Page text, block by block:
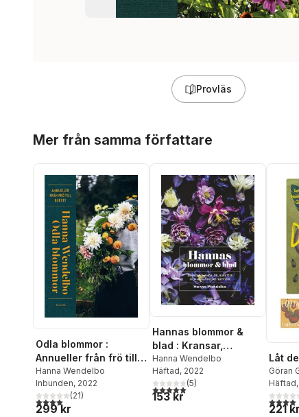
Provläs
Mer från samma författare
Odla blommor :
Annueller från frö till
bukett
Hanna Wendelbo
Inbunden, 2022
4,0utav 5 stjärnor. Totalt antal röster:
(21)
299 kr
Hannas blommor &
blad : Kransar,
mandalor, buketter
och annat
blomsterpysse
Hanna Wendelbo
Häftad, 2022
5,0utav 5 stjärnor. Totalt antal röster:
(5)
153 kr
Låt
Göran
Hanna
Häftad
4,0
221 kr